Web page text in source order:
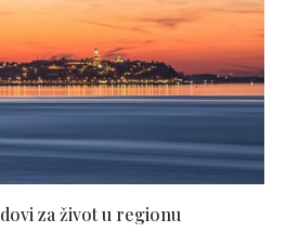
za život u regionu